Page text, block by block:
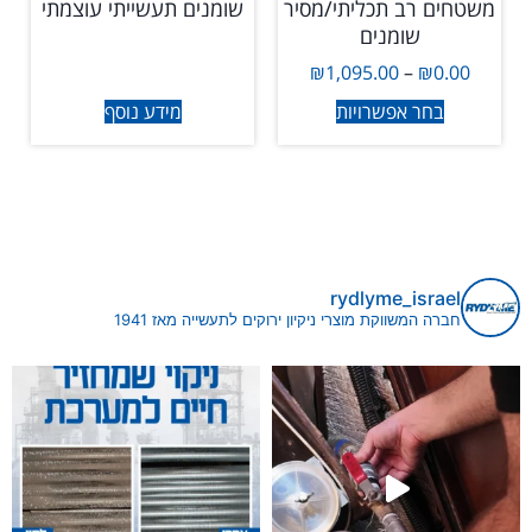
משטחים רב תכליתי/מסיר
שומנים
₪0.00
–
₪1,095.00
בחר אפשרויות
שומנים תעשייתי עוצמתי
מידע נוסף
rydlyme_israel
חברה המשווקת מוצרי ניקיון ירוקים לתעשייה מאז 1941
במערכות קירור ומיזוג היא לא